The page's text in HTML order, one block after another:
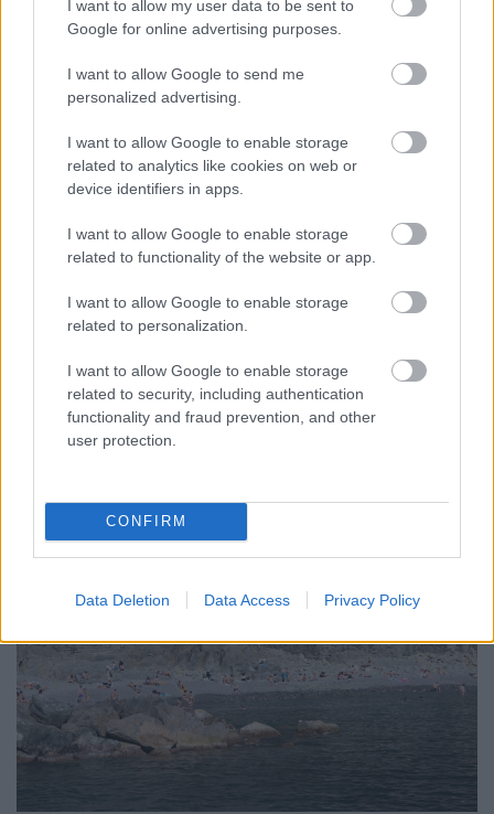
I want to allow my user data to be sent to
Google for online advertising purposes.
I want to allow Google to send me
personalized advertising.
I want to allow Google to enable storage
related to analytics like cookies on web or
device identifiers in apps.
I want to allow Google to enable storage
related to functionality of the website or app.
I want to allow Google to enable storage
related to personalization.
I want to allow Google to enable storage
related to security, including authentication
functionality and fraud prevention, and other
user protection.
CONFIRM
Data Deletion Data Access Privacy Policy
Továbbhaladva Riomaggiore felé a szemünkkel
tovább követhetjük a vasútvonal több mint 100 éves
Az alagútban futó sínek felett halad a
két falu közötti rövid távolságot. A nagy, látványos
kőfal feletti boltíves vonal maga a Szerelem ösvénye,
mely a legkényelmesebb és legbiztonságosabb
szakasz a Cinque Terre falvait összekötő gyalogút-